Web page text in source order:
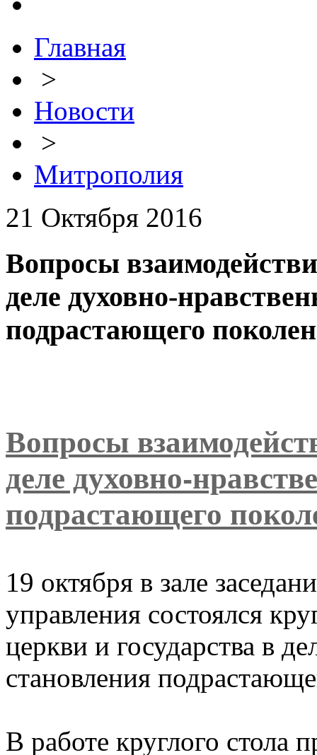
Главная
>
Новости
>
Митрополия
21 Октября 2016
Вопросы
деле духовно-
подрастающего
Вопросы
деле духовно-
подрастающего
19 октября в зале
управления состоялся
церкви и государства в
становления
В работе круглого стола